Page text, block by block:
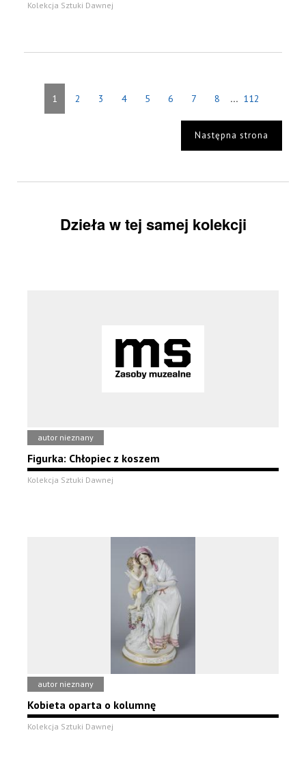
Kolekcja Sztuki Dawnej
1 2 3 4 5 6 7 8 ... 112
Następna strona
Dzieła w tej samej kolekcji
autor nieznany
Figurka: Chłopiec z koszem
Kolekcja Sztuki Dawnej
autor nieznany
Kobieta oparta o kolumnę
Kolekcja Sztuki Dawnej